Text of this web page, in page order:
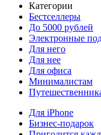
Категории
Бестселлеры
До 5000 рублей
Электронные
Для него
Для нее
Для офиса
Минималистам
Для iPhone
Бизнес-подарок